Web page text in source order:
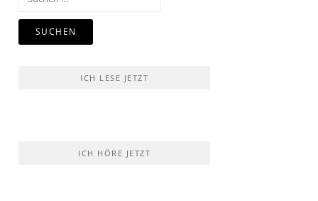
ICH LESE JETZT
ICH HÖRE JETZT